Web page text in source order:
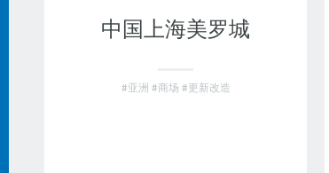
中国上海美罗城
#亚洲 #商场 #更新改造